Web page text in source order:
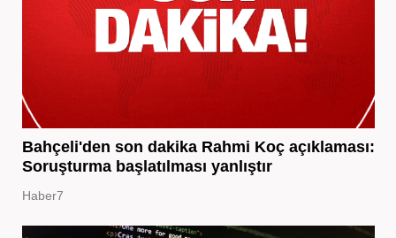
Bahçeli'den son dakika Rahmi Koç açıklaması:
Soruşturma başlatılması yanlıştır
Haber7